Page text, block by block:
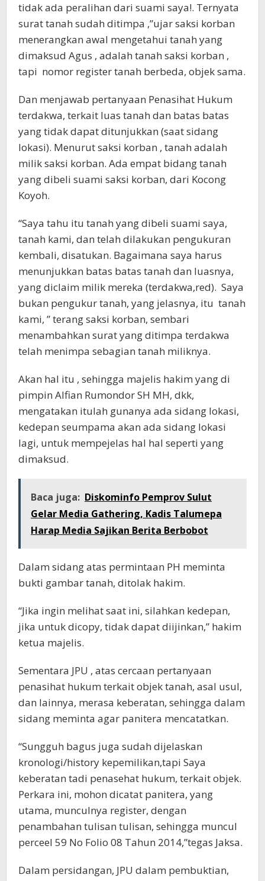
tidak ada peralihan dari suami saya!. Ternyata
surat tanah sudah ditimpa ,”ujar saksi korban
menerangkan awal mengetahui tanah yang
dimaksud Agus , adalah tanah saksi korban ,
tapi nomor register tanah berbeda, objek sama.
Dan menjawab pertanyaan Penasihat Hukum
terdakwa, terkait luas tanah dan batas batas
yang tidak dapat ditunjukkan (saat sidang
lokasi). Menurut saksi korban , tanah adalah
milik saksi korban. Ada empat bidang tanah
yang dibeli suami saksi korban, dari Kocong
Koyoh.
“Saya tahu itu tanah yang dibeli suami saya,
tanah kami, dan telah dilakukan pengukuran
kembali, disatukan. Bagaimana saya harus
menunjukkan batas batas tanah dan luasnya,
yang diclaim milik mereka (terdakwa,red). Saya
bukan pengukur tanah, yang jelasnya, itu tanah
kami, ” terang saksi korban, sembari
menambahkan surat yang ditimpa terdakwa
telah menimpa sebagian tanah miliknya.
Akan hal itu , sehingga majelis hakim yang di
pimpin Alfian Rumondor SH MH, dkk,
mengatakan itulah gunanya ada sidang lokasi,
kedepan seumpama akan ada sidang lokasi
lagi, untuk mempejelas hal hal seperti yang
dimaksud.
Baca juga: Diskominfo Pemprov Sulut
Gelar Media Gathering, Kadis Talumepa
Harap Media Sajikan Berita Berbobot
Dalam sidang atas permintaan PH meminta
bukti gambar tanah, ditolak hakim.
“Jika ingin melihat saat ini, silahkan kedepan,
jika untuk dicopy, tidak dapat diijinkan,” hakim
ketua majelis.
Sementara JPU , atas cercaan pertanyaan
penasihat hukum terkait objek tanah, asal usul,
dan lainnya, merasa keberatan, sehingga dalam
sidang meminta agar panitera mencatatkan.
“Sungguh bagus juga sudah dijelaskan
kronologi/history kepemilikan,tapi Saya
keberatan tadi penasehat hukum, terkait objek.
Perkara ini, mohon dicatat panitera, yang
utama, munculnya register, dengan
penambahan tulisan tulisan, sehingga muncul
perceel 59 No Folio 08 Tahun 2014,”tegas Jaksa.
Dalam persidangan, JPU dalam pembuktian,